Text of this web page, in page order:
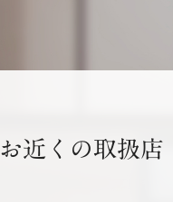
お近くの取扱店